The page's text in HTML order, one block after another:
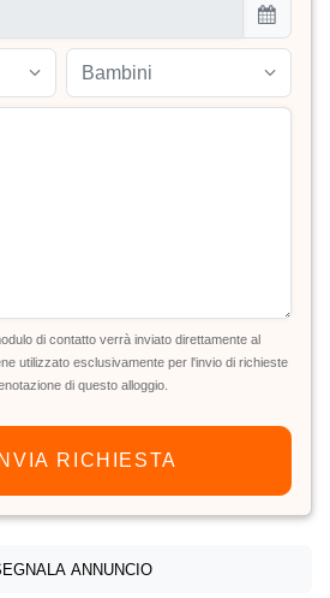
Bambini
di contatto verrà inviato direttamente al
utilizzato esclusivamente per l'invio di richieste
di questo alloggio.
RICHIESTA
ANNUNCIO